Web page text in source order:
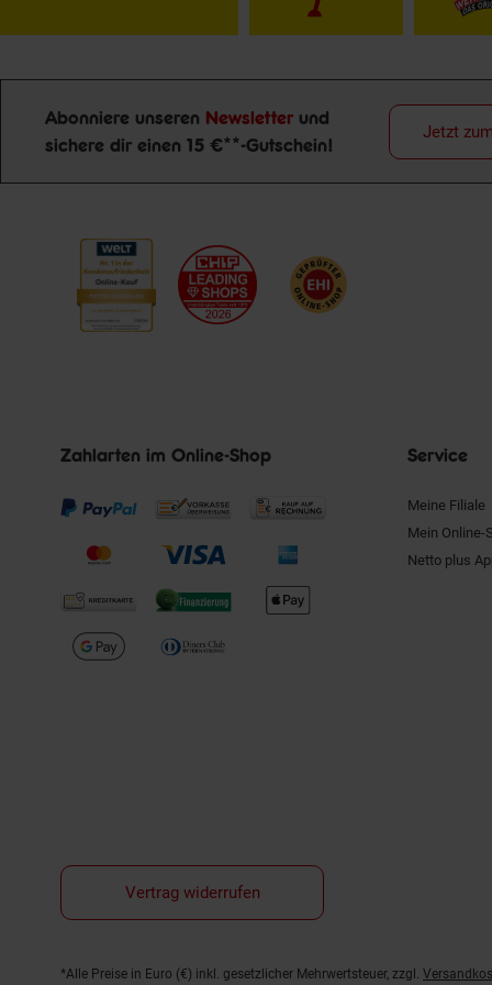
Newsletter Anmeldung
Abonniere unseren Newsletter und
sichere dir einen 15 €**-Gutschein!
Jetzt
Zahlarten im Online-Shop Service
Meine Filiale
Mein Online-
Netto plus
Vertrag widerrufen
Fußnoten
*Alle Preise in Euro (€) inkl. gesetzlicher Mehrwertsteuer, zzgl.